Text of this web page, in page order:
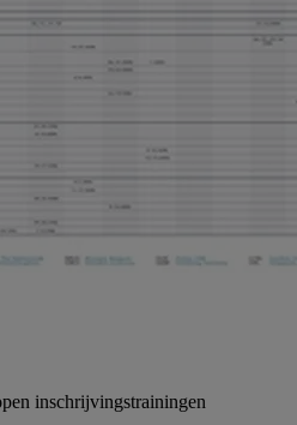
inschrijvingstrainingen